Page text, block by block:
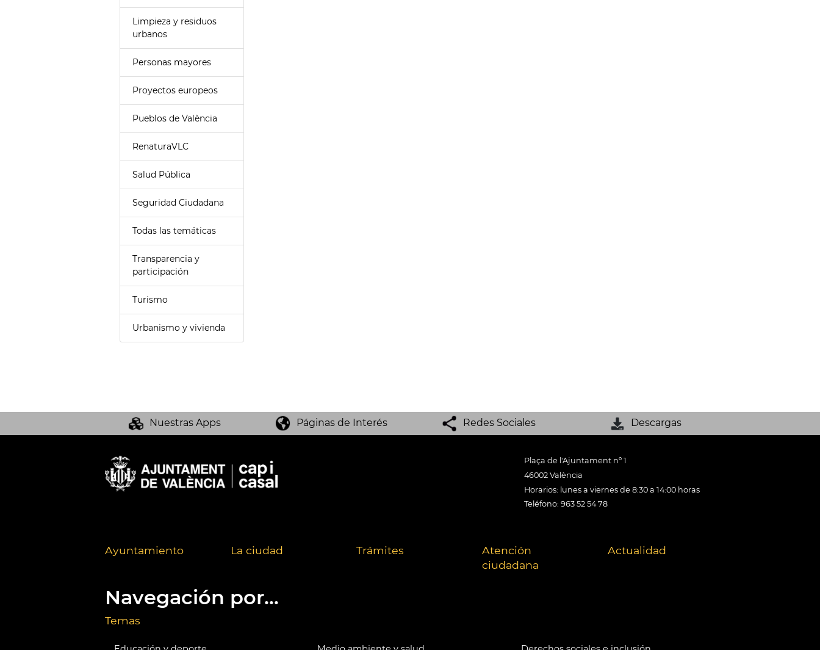
Limpieza y residuos
urbanos
Personas mayores
Proyectos europeos
Pueblos de València
RenaturaVLC
Salud Pública
Seguridad Ciudadana
Todas las temáticas
Transparencia y
participación
Turismo
Urbanismo y vivienda
Nuestras Apps Páginas de Interés Redes Sociales Descargas
Plaça de l'Ajuntament nº 1
46002 València
Horarios: lunes a viernes de 8:30 a 14:00 horas
Teléfono: 963 52 54 78
Ayuntamiento La ciudad Trámites
Atención
ciudadana
Actualidad
Navegación por...
Temas